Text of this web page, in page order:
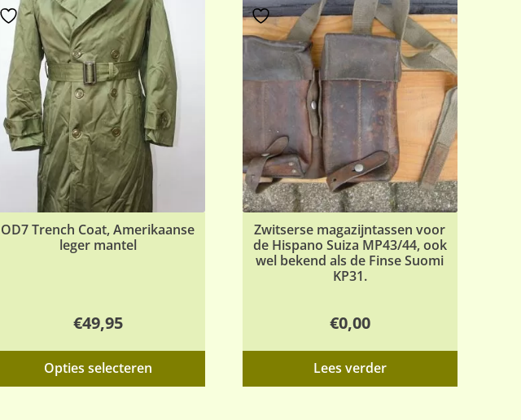
OD7 Trench Coat, Amerikaanse
leger mantel
€49,95
Opties selecteren
Zwitserse magazijntassen voor
de Hispano Suiza MP43/44, ook
wel bekend als de Finse Suomi
KP31.
€0,00
Lees verder